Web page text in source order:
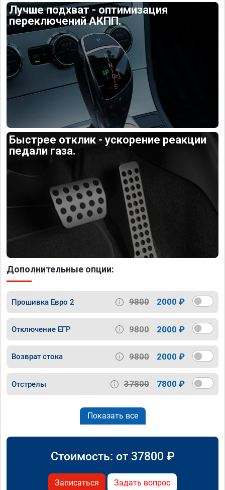
Лучше подхват - оптимизация
переключений АКПП.
Быстрее отклик - ускорение реакции
педали газа.
Дополнительные опции:
Прошивка Евро 2 9800 2000 ₽
Отключение ЕГР 9800 2000 ₽
Возврат стока 9800 2000 ₽
Отстрелы 37800 7800 ₽
Показать все
Стоимость: от 37800 ₽
Записаться Задать вопрос